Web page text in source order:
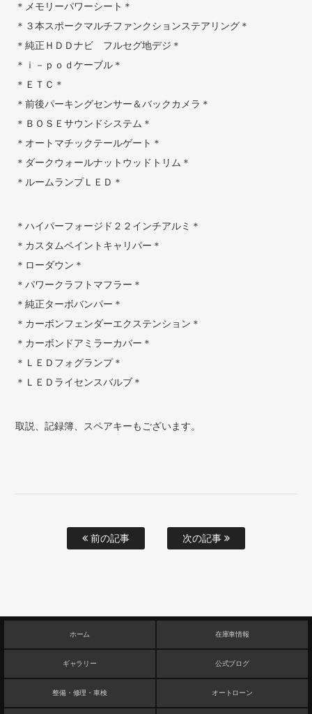
＊メモリーパワーシート＊
＊３本スポークマルチファンクションステアリング＊
＊純正ＨＤＤナビ フルセグ地デジ＊
＊ｉ－ｐｏｄケーブル＊
＊ＥＴＣ＊
＊前後パーキングセンサー＆バックカメラ＊
＊ＢＯＳＥサウンドシステム＊
＊オートマチックテールゲート＊
＊ダークウォールナットウッドトリム＊
＊ルームランプＬＥＤ＊
＊ハイパーフォージド２２インチアルミ＊
＊カスタムペイントキャリパー＊
＊ローダウン＊
＊パワークラフトマフラー＊
＊純正ターボバンパー＊
＊カーボンフェンダーエクステンション＊
＊カーボンドアミラーカバー＊
＊ＬＥＤフォグランプ＊
＊ＬＥＤライセンスバルブ＊
取説、記録簿、スペアキーもございます。
前の記事 次の記事
ホーム 在庫車情報
ギャラリー 公式ブログ
整備・修理・車検 オートローン